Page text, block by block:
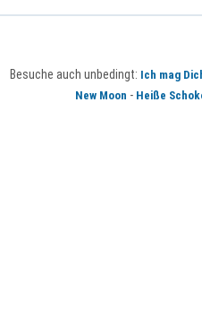
Besuche auch unbedingt: Ich mag
New Moon - Heiße